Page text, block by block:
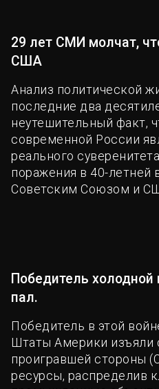
29 лет СМИ молчат,
США
Анализ политической
последние два
неутешительный факт,
современной России
реального
поражения в 40-летней
Советским Союзом и
Победитель
пал.
Победитель в этой
Штаты Америки изъяли
проигравшей стороны
ресурсы, распределив